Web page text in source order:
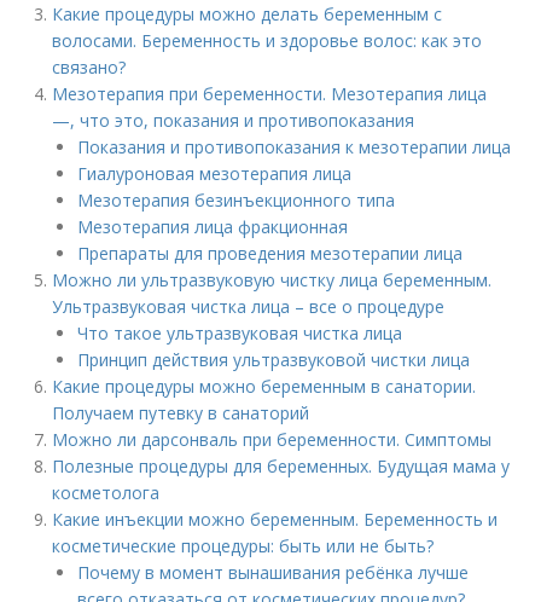
Какие процедуры можно делать беременным с
волосами. Беременность и здоровье волос: как это
связано?
Мезотерапия при беременности. Мезотерапия лица
—, что это, показания и противопоказания
Показания и противопоказания к мезотерапии лица
Гиалуроновая мезотерапия лица
Мезотерапия безинъекционного типа
Мезотерапия лица фракционная
Препараты для проведения мезотерапии лица
Можно ли ультразвуковую чистку лица беременным.
Ультразвуковая чистка лица – все о процедуре
Что такое ультразвуковая чистка лица
Принцип действия ультразвуковой чистки лица
Какие процедуры можно беременным в санатории.
Получаем путевку в санаторий
Можно ли дарсонваль при беременности. Симптомы
Полезные процедуры для беременных. Будущая мама у
косметолога
Какие инъекции можно беременным. Беременность и
косметические процедуры: быть или не быть?
Почему в момент вынашивания ребёнка лучше